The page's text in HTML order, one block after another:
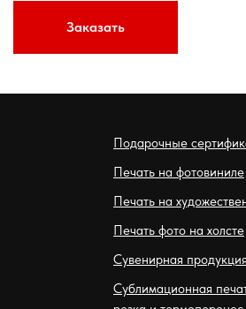
Заказать
Подарочные
Печать на фотовиниле
Печать на
Печать фото на холсте
Сувенирная продукция
Сублимационная